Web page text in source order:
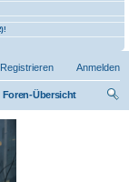
Anmelden
Registrieren
Foren-Übersicht